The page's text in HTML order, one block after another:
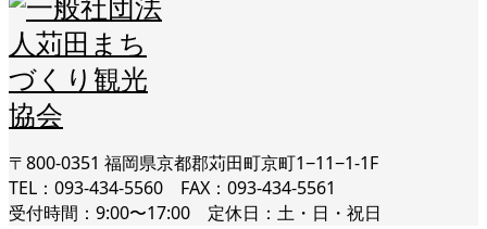
〒800-0351 福岡県京都郡苅田町京町1−11−1-1F
TEL：093-434-5560 FAX：093-434-5561
受付時間：9:00〜17:00 定休日：土・日・祝日